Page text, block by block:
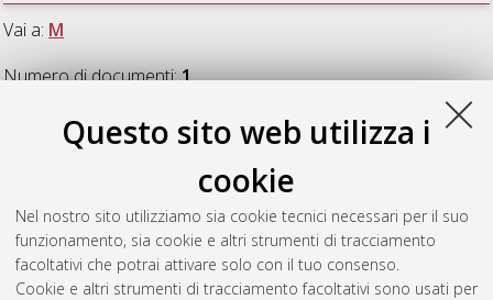
Questo sito web utilizza i
cookie
Nel nostro sito utilizziamo sia cookie tecnici necessari per il suo
funzionamento, sia cookie e altri strumenti di tracciamento
facoltativi che potrai attivare solo con il tuo consenso.
Cookie e altri strumenti di tracciamento facoltativi sono usati per
Vai a: M
Numero di documenti:1.
log-based predictive maintenance at INFN-CNAF tier-1.[Laurea
magistrale], Università di Bologna, Corso di Studio inFisica
[LM-DM270]